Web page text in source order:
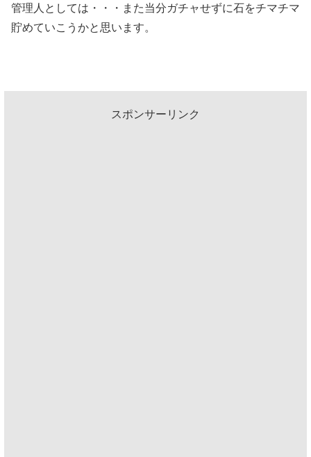
管理人としては・・・また当分ガチャせずに石をチマチマ
貯めていこうかと思います。
スポンサーリンク